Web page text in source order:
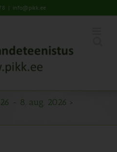
| info@pikk.ee
- 8. aug. 2026 ›